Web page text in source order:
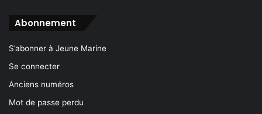
Abonnement
S’abonner à Jeune Marine
Se connecter
Anciens numéros
Mot de passe perdu